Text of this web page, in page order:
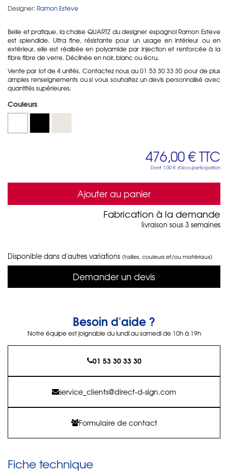
Designer: Ramon Esteve
Belle et pratique, la chaise QUARTZ du designer espagnol Ramon Esteve
est splendide. Ultra fine, résistante pour un usage en intérieur ou en
extérieur, elle est réalisée en polyamide par injection et renforcée à la
fibre fibre de verre. Déclinée en noir, blanc ou écru.
Vente par lot de 4 unités. Contactez nous au 01 53 30 33 30 pour de plus
amples renseignements ou si vous souhaitez un devis personnalisé avec
quantités supérieures.
Couleurs
476,00 €TTC
Dont 1,00 € d'éco-participation
Ajouter au panier
Fabrication à la demande
livraison sous 3 semaines
Disponible dans d'autres variations (tailles, couleurs et/ou matériaux)
Demander un devis
Besoin d'aide ?
Notre équipe est joignable du lundi au samedi de 10h à 19h
01 53 30 33 30
service_clients@direct-d-sign.com
Formulaire de contact
Fiche technique